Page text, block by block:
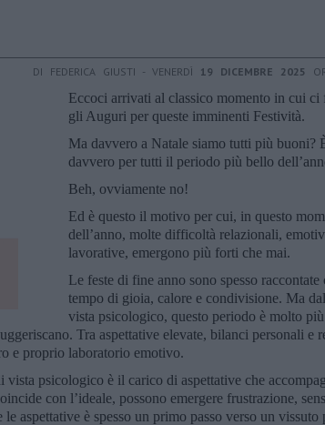
DI FEDERICA GIUSTI - VENERDÌ 19 DICEMBRE 2025
Eccoci arrivati al classico momento in cui ci
gli Auguri per queste imminenti Festività.
Ma davvero a Natale siamo tutti più buoni?
davvero per tutti il periodo più bello
Beh, ovviamente no!
Ed è questo il motivo per cui, in questo
dell’anno, molte difficoltà relazionali,
lavorative, emergono più forti che mai.
Le feste di fine anno sono spesso raccontate
tempo di gioia, calore e condivisione. Ma
vista psicologico, questo periodo è molto più
Tra aspettative elevate, bilanci personali e
e proprio laboratorio emotivo.
psicologico è il carico di aspettative che
con l’ideale, possono emergere frustrazione,
aspettative è spesso un primo passo verso un vissuto